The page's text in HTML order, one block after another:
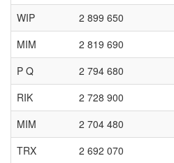
WIP 2 899 650
MIM 2 819 690
P Q 2 794 680
RIK 2 728 900
MIM 2 704 480
TRX 2 692 070